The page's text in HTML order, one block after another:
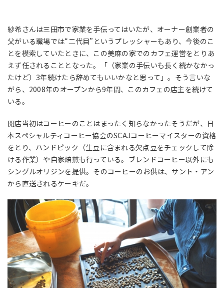
紗希さんは三田市で家業を手伝ってはいたが、オーナー創業者の
父がいる職場では“二代目”というプレッシャーもあり、今後のこ
とを模索していたときに、この美麻の家でのカフェ運営をとりあ
えず任されることとなった。「（家業の手伝いも長く続かなかっ
たけど）3年続けたら辞めてもいいかなと思って」。そう言いな
がら、2008年のオープンから9年間、このカフェの店主を続けて
いる。
開店当初はコーヒーのことはまったく知らなかったそうだが、日
本スペシャルティコーヒー協会のSCAJコーヒーマイスターの資格
をとり、ハンドピック（生豆に含まれる欠点豆をチェックして除
ける作業）や自家焙煎も行っている。ブレンドコーヒー以外にも
シングルオリジンを提供。そのコーヒーのお供は、サント・アン
から直送されるケーキだ。